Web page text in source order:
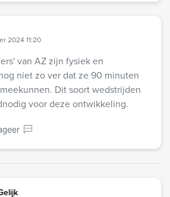
2024 11:20
van AZ zijn fysiek en
niet zo ver dat ze 90 minuten
Dit soort wedstrijden
voor deze ontwikkeling.